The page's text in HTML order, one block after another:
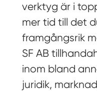
verktyg är i
mer tid till det
framgångsrik
SF AB
inom bland
juridik,